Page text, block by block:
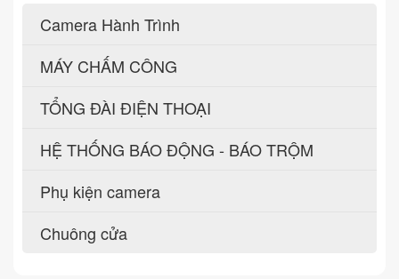
Camera Hành Trình
MÁY CHẤM CÔNG
TỔNG ĐÀI ĐIỆN THOẠI
HỆ THỐNG BÁO ĐỘNG - BÁO TRỘM
Phụ kiện camera
Chuông cửa